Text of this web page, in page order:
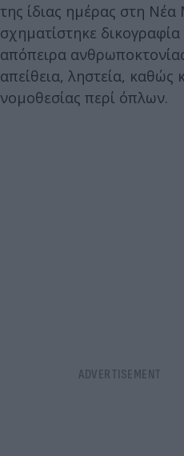
της ίδιας ημέρας στη
σχηματίστηκε
απόπειρα
απείθεια, ληστεία, καθώς
νομοθεσίας περί όπλων.